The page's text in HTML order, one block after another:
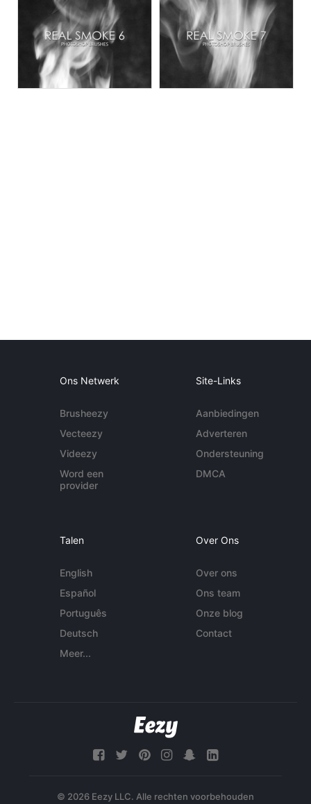
Ons Netwerk
Brusheezy
Vecteezy
Videezy
Word een
provider
Site-Links
Aanbiedingen
Adverteren
Ondersteuning
DMCA
Talen
English
Español
Português
Deutsch
Meer...
Over Ons
Over ons
Ons team
Onze blog
Contact
© 2026 Eezy LLC. Alle rechten voorbehouden